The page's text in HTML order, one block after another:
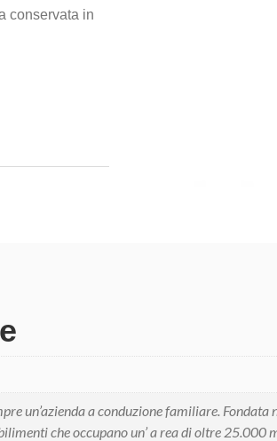
conservata in
un’azienda a conduzione familiare.
che occupano un’ a rea di oltre